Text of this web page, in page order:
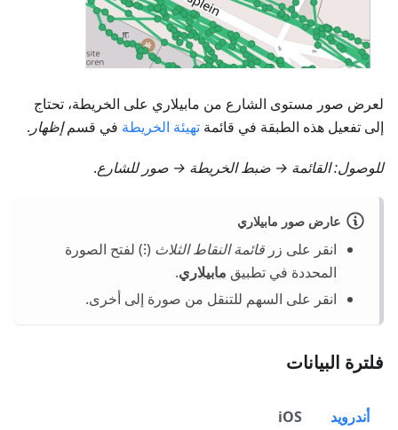
لعرض صور مستوى الشارع من مابيلاري على الخريطة، تحتاج
إلى تفعيل هذه الطبقة في قائمة تهيئة الخريطة في قسمإظهار .
للوصول:القائمة → ضبط الخريطة → صور للشارع.
عارض صور مابيلاري
انقر على زر قائمة النقاط الثلاث (⁝) لفتح الصورة
المحددة في تطبيق مابيلاري.
انقر على السهم للتنقل من صورة إلى أخرى.
فلترة البيانات
أندرويد iOS